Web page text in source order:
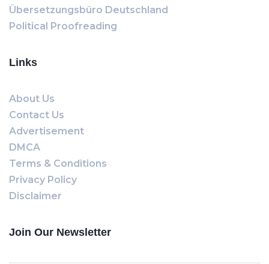
Übersetzungsbüro Deutschland
Political Proofreading
Links
About Us
Contact Us
Advertisement
DMCA
Terms & Conditions
Privacy Policy
Disclaimer
Join Our Newsletter